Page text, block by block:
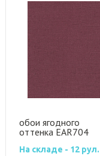
обои ягодного
оттенка EAR704
На складе - 12 рул.